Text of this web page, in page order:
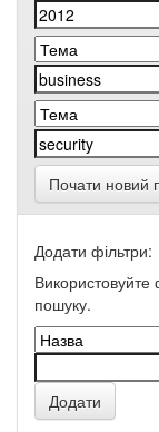
Почати новий
Додати фільтри:
Використовуйте
пошуку.